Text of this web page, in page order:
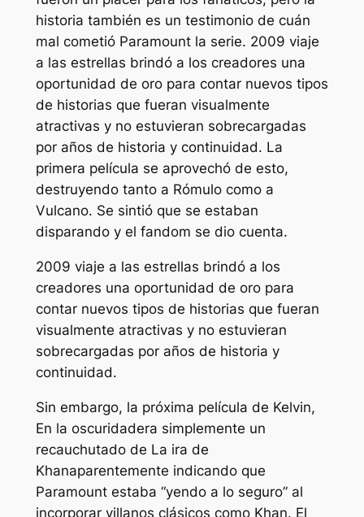
historia también es un testimonio de cuán
mal cometió Paramount la serie. 2009 viaje
a las estrellas brindó a los creadores una
oportunidad de oro para contar nuevos tipos
de historias que fueran visualmente
atractivas y no estuvieran sobrecargadas
por años de historia y continuidad. La
primera película se aprovechó de esto,
destruyendo tanto a Rómulo como a
Vulcano. Se sintió que se estaban
disparando y el fandom se dio cuenta.
2009 viaje a las estrellas brindó a los
creadores una oportunidad de oro para
contar nuevos tipos de historias que fueran
visualmente atractivas y no estuvieran
sobrecargadas por años de historia y
continuidad.
Sin embargo, la próxima película de Kelvin,
En la oscuridadera simplemente un
recauchutado de La ira de
Khanaparentemente indicando que
Paramount estaba “yendo a lo seguro” al
incorporar villanos clásicos como Khan. El